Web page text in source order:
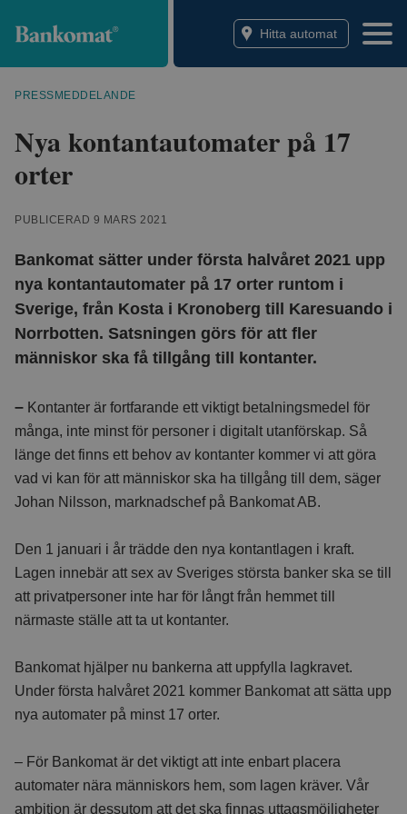
Bankomat Hitta automat
PRESSMEDDELANDE
Nya kontantautomater på 17
orter
PUBLICERAD 9 MARS 2021
Bankomat sätter under första halvåret 2021 upp
nya kontantautomater på 17 orter runtom i
Sverige, från Kosta i Kronoberg till Karesuando i
Norrbotten. Satsningen görs för att fler
människor ska få tillgång till kontanter.
– Kontanter är fortfarande ett viktigt betalningsmedel för
många, inte minst för personer i digitalt utanförskap. Så
länge det finns ett behov av kontanter kommer vi att göra
vad vi kan för att människor ska ha tillgång till dem, säger
Johan Nilsson, marknadschef på Bankomat AB.
Den 1 januari i år trädde den nya kontantlagen i kraft.
Lagen innebär att sex av Sveriges största banker ska se till
att privatpersoner inte har för långt från hemmet till
närmaste ställe att ta ut kontanter.
Bankomat hjälper nu bankerna att uppfylla lagkravet.
Under första halvåret 2021 kommer Bankomat att sätta upp
nya automater på minst 17 orter.
– För Bankomat är det viktigt att inte enbart placera
automater nära människors hem, som lagen kräver. Vår
ambition är dessutom att det ska finnas uttagsmöjligheter